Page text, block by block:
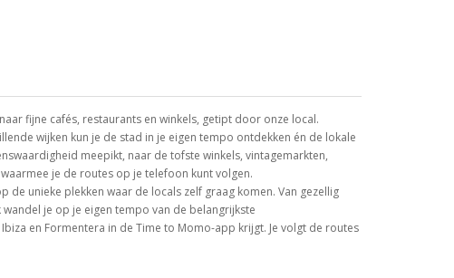
fijne cafés, restaurants en winkels, getipt door onze local.
wijken kun je de stad in je eigen tempo ontdekken én de lokale
meepikt, naar de tofste winkels, vintagemarkten,
je de routes op je telefoon kunt volgen.
de unieke plekken waar de locals zelf graag komen. Van gezellig
je op je eigen tempo van de belangrijkste
en Formentera in de Time to Momo-app krijgt. Je volgt de routes